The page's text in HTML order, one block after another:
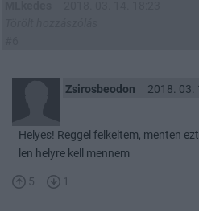
Zsirosbeodon 2018. 03.
Helyes! Reggel felkeltem, menten
len helyre kell mennem
5 1